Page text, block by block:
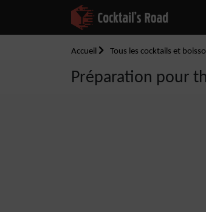
Accueil Tous les cocktails et
Préparation pour